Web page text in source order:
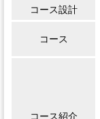
コース設計
コース
コース紹介